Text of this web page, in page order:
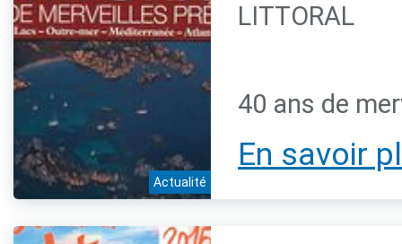
Actualité
LITTORAL
40 ans de
En savoir